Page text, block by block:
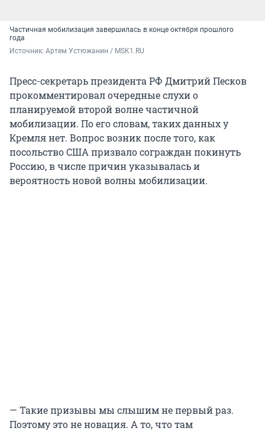
Частичная мобилизация завершилась в конце октября прошлого
года
Источник: Артем Устюжанин / MSK1.RU
Пресс-секретарь президента РФ Дмитрий Песков
прокомментировал очередные слухи о
планируемой второй волне частичной
мобилизации. По его словам, таких данных у
Кремля нет. Вопрос возник после того, как
посольство США призвало сограждан покинуть
Россию, в числе причин указывалась и
вероятность новой волны мобилизации.
— Такие призывы мы слышим не первый раз.
Поэтому это не новация. А то, что там